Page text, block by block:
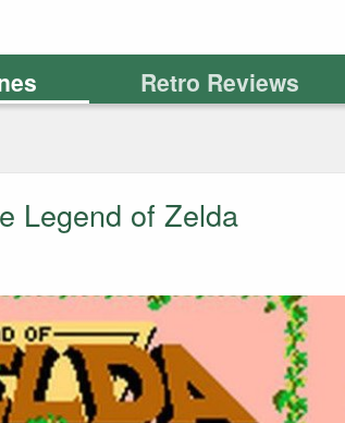
Retro Reviews
Legend of Zelda